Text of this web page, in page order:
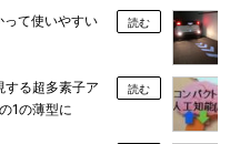
って使いやすい
読む
る超多素子ア
1の薄型に
読む